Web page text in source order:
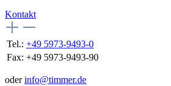
Kontakt
Tel.: +49 5973-9493-0
Fax: +49 5973-9493-90
oderinfo@timmer.de